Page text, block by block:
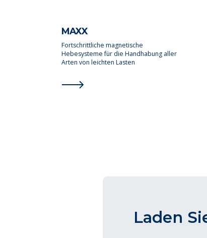
MAXX
Fortschrittliche magnetische
Hebesysteme für die Handhabung aller
Arten von leichten Lasten
Laden